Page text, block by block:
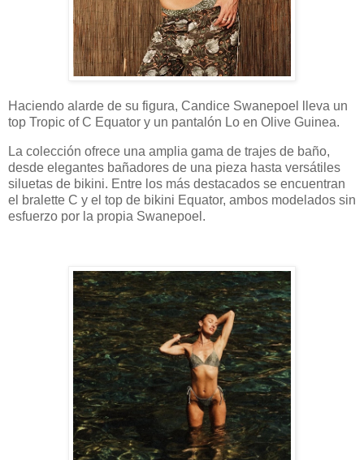
Haciendo alarde de su figura, Candice Swanepoel lleva un
top Tropic of C Equator y un pantalón Lo en Olive Guinea.
La colección ofrece una amplia gama de trajes de baño,
desde elegantes bañadores de una pieza hasta versátiles
siluetas de bikini. Entre los más destacados se encuentran
el bralette C y el top de bikini Equator, ambos modelados sin
esfuerzo por la propia Swanepoel.